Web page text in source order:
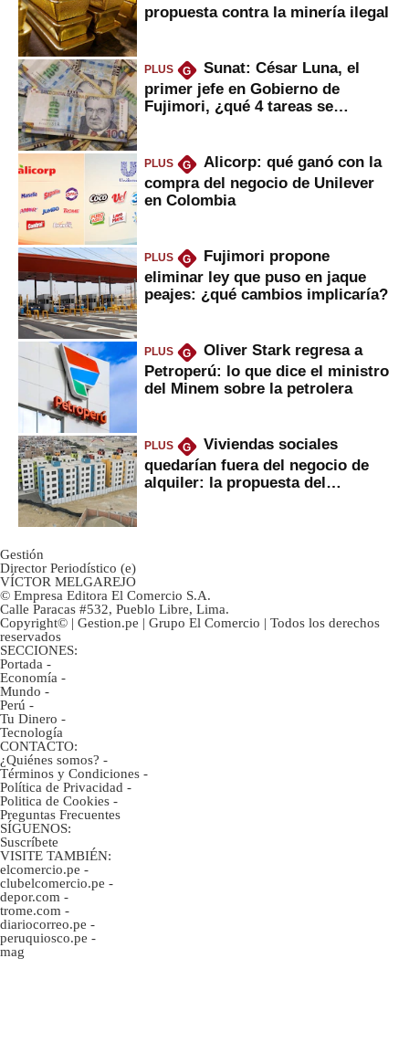
propuesta contra la minería ilegal
PLUS G
Sunat: César Luna, el
primer jefe en Gobierno de
Fujimori, ¿qué 4 tareas se
PLUS G
Alicorp: qué ganó con la
compra del negocio de Unilever
en Colombia
PLUS G
Fujimori propone
eliminar ley que puso en jaque
peajes: ¿qué cambios implicaría?
PLUS G
Oliver Stark regresa a
Petroperú: lo que dice el ministro
del Minem sobre la petrolera
PLUS G
Viviendas sociales
quedarían fuera del negocio de
alquiler: la propuesta del
Gestión
Director Periodístico (e)
VÍCTOR MELGAREJO
© Empresa Editora El Comercio S.A.
Calle Paracas #532, Pueblo Libre, Lima.
Copyright© | Gestion.pe | Grupo El Comercio | Todos los derechos
reservados
SECCIONES:
Portada -
Economía -
Mundo -
Perú -
Tu Dinero -
Tecnología
CONTACTO:
¿Quiénes somos? -
Términos y Condiciones -
Política de Privacidad -
Politica de Cookies -
Preguntas Frecuentes
SÍGUENOS:
Suscríbete
VISITE TAMBIÉN:
elcomercio.pe -
clubelcomercio.pe -
depor.com -
trome.com -
diariocorreo.pe -
peruquiosco.pe -
mag